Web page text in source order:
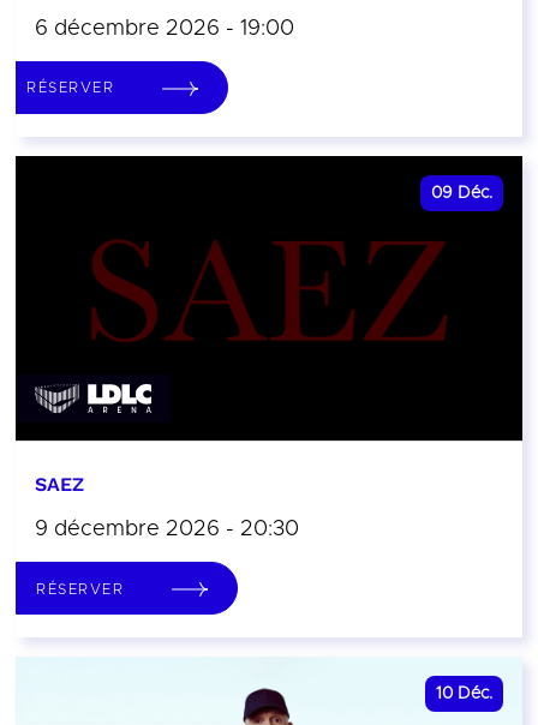
6 décembre 2026 - 19:00
RÉSERVER
09 Déc.
SAEZ
9 décembre 2026 - 20:30
RÉSERVER
10 Déc.